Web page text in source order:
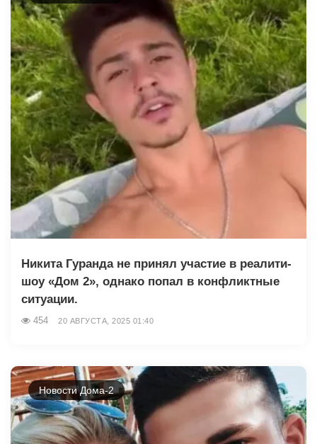
Никита Гуранда не принял участие в реалити-
шоу «Дом 2», однако попал в конфликтные
ситуации.
454 20 АВГУСТА, 2025 01:40
Новости Дома-2